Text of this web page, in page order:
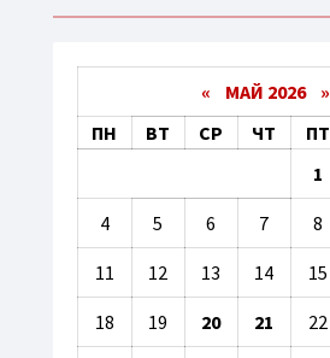
« МАЙ 2026 »
ПН
ВТ СР ЧТ ПТ
1
4 5 6 7 8
11 12 13 14 15
18 19 20 21 22